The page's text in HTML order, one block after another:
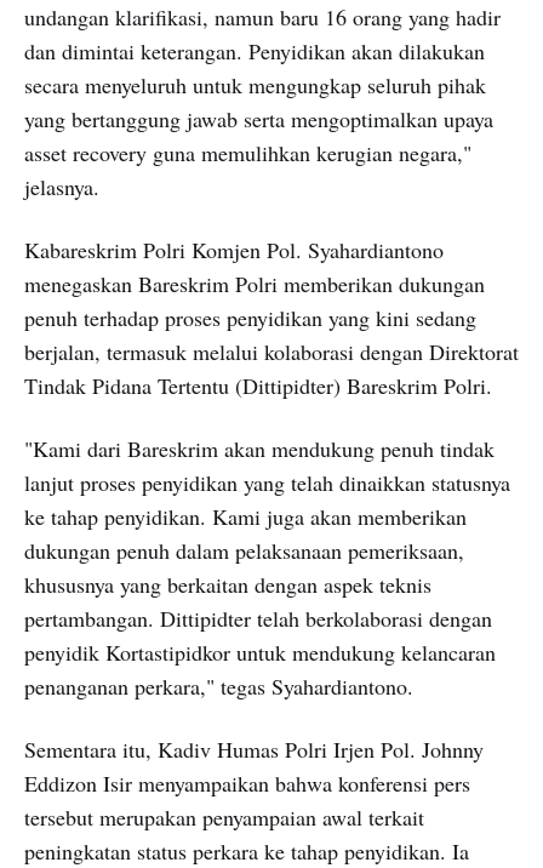
undangan klarifikasi, namun baru 16 orang yang hadir
dan dimintai keterangan. Penyidikan akan dilakukan
secara menyeluruh untuk mengungkap seluruh pihak
yang bertanggung jawab serta mengoptimalkan upaya
asset recovery guna memulihkan kerugian negara,"
jelasnya.
Kabareskrim Polri Komjen Pol. Syahardiantono
menegaskan Bareskrim Polri memberikan dukungan
penuh terhadap proses penyidikan yang kini sedang
berjalan, termasuk melalui kolaborasi dengan Direktorat
Tindak Pidana Tertentu (Dittipidter) Bareskrim Polri.
"Kami dari Bareskrim akan mendukung penuh tindak
lanjut proses penyidikan yang telah dinaikkan statusnya
ke tahap penyidikan. Kami juga akan memberikan
dukungan penuh dalam pelaksanaan pemeriksaan,
khususnya yang berkaitan dengan aspek teknis
pertambangan. Dittipidter telah berkolaborasi dengan
penyidik Kortastipidkor untuk mendukung kelancaran
penanganan perkara," tegas Syahardiantono.
Sementara itu, Kadiv Humas Polri Irjen Pol. Johnny
Eddizon Isir menyampaikan bahwa konferensi pers
tersebut merupakan penyampaian awal terkait
peningkatan status perkara ke tahap penyidikan. Ia